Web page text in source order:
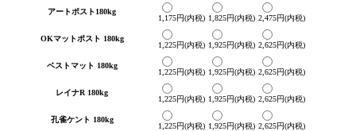
アートポスト180kg
1,175円(内税) 1,825円(内税) 2,475円(内税)
OKマットポスト 180kg
1,225円(内税) 1,925円(内税) 2,625円(内税)
ベストマット 180kg
1,225円(内税) 1,925円(内税) 2,625円(内税)
レイナR 180kg
1,225円(内税) 1,925円(内税) 2,625円(内税)
孔雀ケント 180kg
1,225円(内税) 1,925円(内税) 2,625円(内税)